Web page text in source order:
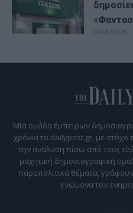
09/08/2026
Μία ομάδα έμπειρων
χρόνια το dailypost.gr, με στόχο
την ανάλυση πίσω από τους
μαχητική δημοσιογραφική
παραπολιτικά θέματα,
γνώμονα τον